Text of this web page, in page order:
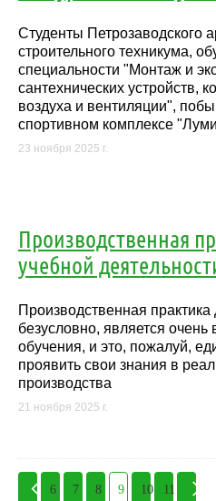
Студенты Петрозаводского
строительного техникума,
специальности "Монтаж и
сантехнических устройств,
воздуха и вентиляции",
спортивном комплексе
23 ноября 2025 г.
Производственная
учебной
Производственная практика
безусловно, является
обучения, и это, пожалуй,
проявить свои знания в
производства
21 ноября 2025 г.
6 7 8 9 10 11